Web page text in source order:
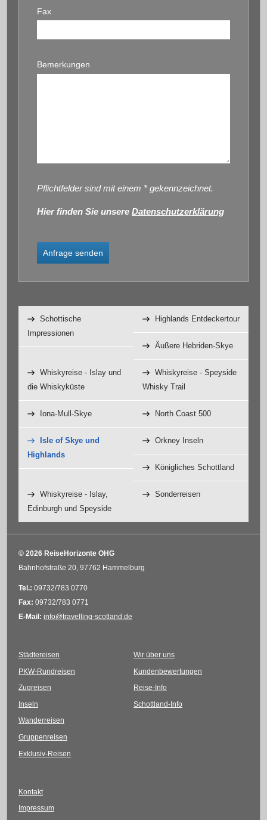
Fax
Bemerkungen
Pflichtfelder sind mit einem * gekennzeichnet.
Hier finden Sie unsere Datenschutzerklärung
Schottische
Impressionen
Highlands Entdeckertour
Äußere Hebriden-Skye
Whiskyreise - Islay und
die Whiskyküste
Whiskyreise - Speyside
Whisky Trail
Iona-Mull-Skye North Coast 500
Isle of Skye und
Highlands
Orkney Inseln
Königliches Schottland
Whiskyreise - Islay,
Edinburgh und Speyside
Sonderreisen
© 2026 ReiseHorizonte OHG
Bahnhofstraße 20, 97762 Hammelburg
Tel.: 09732/783 0770
Fax: 09732/783 0771
E-Mail: info@travelling-scotland.de
Städtereisen
PKW-Rundreisen
Zugreisen
Inseln
Wanderreisen
Gruppenreisen
Exklusiv-Reisen
Wir über uns
Kundenbewertungen
Reise-Info
Schottland-Info
Kontakt
Impressum